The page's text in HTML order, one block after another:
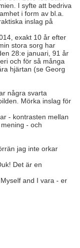
I syfte att bedriva
i form av bl.a.
inslag på
exakt 10 år efter
stora sorg har
28:e januari, 91 år
och för så många
hjärtan (se Georg
några svarta
Mörka inslag för
- kontrasten mellan
- och
jag inte orkar
Det är en
and I vara - er